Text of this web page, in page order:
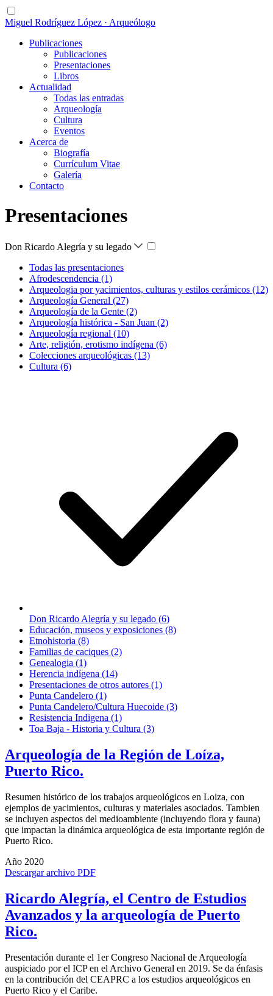
Miguel Rodríguez López · Arqueólogo
Publicaciones
Publicaciones
Presentaciones
Libros
Actualidad
Todas las entradas
Arqueología
Cultura
Eventos
Acerca de
Biografía
Currículum Vitae
Galería
Contacto
Presentaciones
Don Ricardo Alegría y su legado
Todas las presentaciones
Afrodescendencia (1)
Arqueologia por yacimientos, culturas y estilos cerámicos (12)
Arqueología General (27)
Arqueología de la Gente (2)
Arqueología histórica - San Juan (2)
Arqueología regional (10)
Arte, religión, erotismo indígena (6)
Colecciones arqueológicas (13)
Cultura (6)
Don Ricardo Alegría y su legado (6)
Educación, museos y exposiciones (8)
Etnohistoria (8)
Familias de caciques (2)
Genealogia (1)
Herencia indígena (14)
Presentaciones de otros autores (1)
Punta Candelero (1)
Punta Candelero/Cultura Huecoide (3)
Resistencia Indigena (1)
Toa Baja - Historia y Cultura (3)
Arqueología de la Región de Loíza,
Puerto Rico.
Resumen histórico de los trabajos arqueológicos en Loiza, con
ejemplos de yacimientos, culturas y materiales asociados. Tambien
se incluyen aspectos del medioambiente (incluyendo flora y fauna)
que impactan la dinámica arqueológica de esta importante región de
Puerto Rico.
Año 2020
Descargar archivo PDF
Ricardo Alegría, el Centro de Estudios
Avanzados y la arqueología de Puerto
Rico.
Presentación durante el 1er Congreso Nacional de Arqueología
auspiciado por el ICP en el Archivo General en 2019. Se da énfasis
en la contribución del CEAPRC a los estudios arqueológicos en
Puerto Rico y el Caribe.